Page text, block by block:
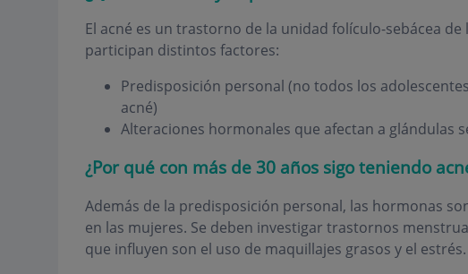
El acné es un trastorno de la unidad folículo-sebácea de
participan distintos factores:
Predisposición personal (no todos los
acné)
Alteraciones hormonales que afectan a glándulas
¿Por qué con más de 30 años sigo teniendo
Además de la predisposición personal, las hormonas
en las mujeres. Se deben investigar trastornos
que influyen son el uso de maquillajes grasos y el estrés.